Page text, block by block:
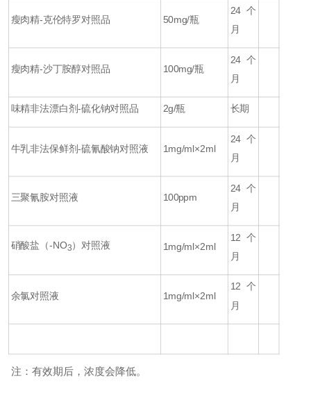
瘦肉精-克伦特罗对照品 50mg/瓶
24个
月
瘦肉精-沙丁胺醇对照品 100mg/瓶
24个
月
味精非法漂白剂-硫化钠对照品 2g/瓶 长期
牛乳非法保鲜剂-硫氰酸钠对照液 1mg/ml×2ml
24个
月
三聚氰胺对照液 100ppm
24个
月
硝酸盐（-NO3）对照液 1mg/ml×2ml
12个
月
余氯对照液 1mg/ml×2ml
12个
月
注：有效期后，浓度会降低。